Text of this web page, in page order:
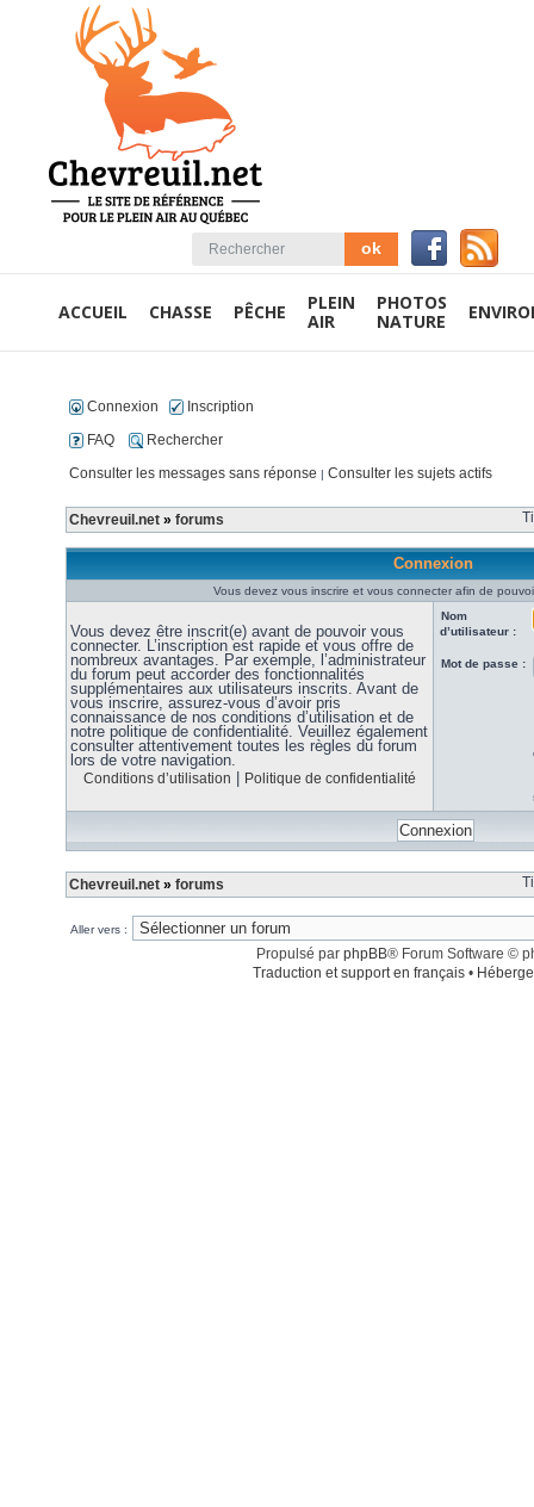
ACCUEIL CHASSE PÊCHE
PLEIN
AIR
PHOTOS
NATURE
Connexion
Inscription
FAQ
Rechercher
Consulter les messages sans réponse | Consulter les sujets actifs
Chevreuil.net » forums
Connexion
Vous devez vous inscrire et vous connecter afin de
Vous devez être inscrit(e) avant de pouvoir vous
connecter. L’inscription est rapide et vous offre de
nombreux avantages. Par exemple, l’administrateur
du forum peut accorder des fonctionnalités
supplémentaires aux utilisateurs inscrits. Avant de
vous inscrire, assurez-vous d’avoir pris
connaissance de nos conditions d’utilisation et de
notre politique de confidentialité. Veuillez également
consulter attentivement toutes les règles du forum
lors de votre navigation.
Conditions d’utilisation Politique de confidentialité
Nom
d’utilisateur :
Mot de passe :
Chevreuil.net » forums
Aller vers :
Propulsé par phpBB® Forum Software ©
Traduction et support en français •